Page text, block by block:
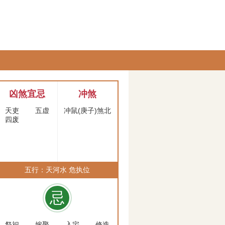
凶煞宜忌
天吏
五虚
四废
冲煞
冲鼠(庚子)煞北
五行：天河水 危执位
忌